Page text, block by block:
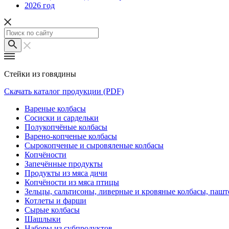
2026 год
Стейки из говядины
Скачать каталог продукции (PDF)
Вареные колбасы
Сосиски и сардельки
Полукопчёные колбасы
Варено-копченые колбасы
Сырокопченые и сыровяленые колбасы
Копчёности
Запечённые продукты
Продукты из мяса дичи
Копчёности из мяса птицы
Зельцы, сальтисоны, ливерные и кровяные колбасы,
Котлеты и фарши
Сырые колбасы
Шашлыки